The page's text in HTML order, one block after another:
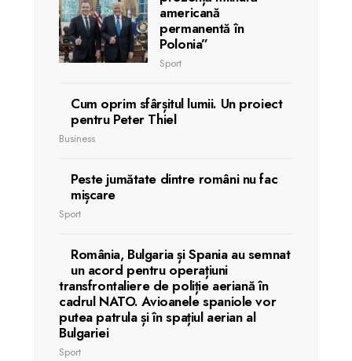
americană
permanentă în
Polonia”
Sport
Cum oprim sfârșitul lumii. Un proiect
pentru Peter Thiel
Business
Peste jumătate dintre români nu fac
mișcare
Sport
România, Bulgaria și Spania au semnat
un acord pentru operațiuni
transfrontaliere de poliție aeriană în
cadrul NATO. Avioanele spaniole vor
putea patrula și în spațiul aerian al
Bulgariei
Sport